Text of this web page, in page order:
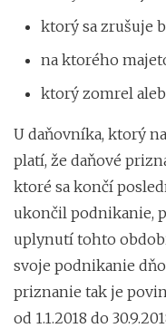
ktorý sa zrušuje
na ktorého
ktorý zomrel
U daňovníka, ktorý
platí, že daňové
ktoré sa končí
ukončil podnikanie,
uplynutí tohto
svoje podnikanie
priznanie tak je
od 1.1.2018 do